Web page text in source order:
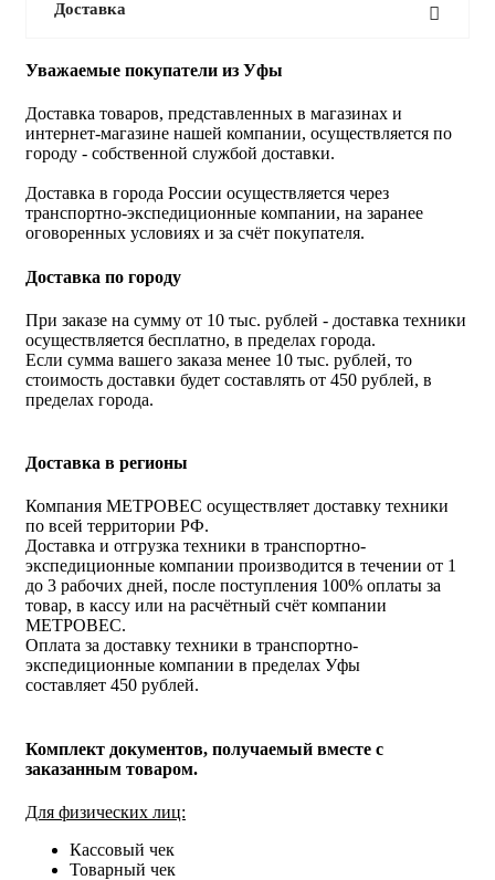
Доставка
Уважаемые покупатели из Уфы
Доставка товаров, представленных в магазинах и
интернет-магазине нашей компании, осуществляется по
городу - собственной службой доставки.
Доставка в города России осуществляется через
транспортно-экспедиционные компании, на заранее
оговоренных условиях и за счёт покупателя.
Доставка по городу
При заказе на сумму от 10 тыс. рублей - доставка техники
осуществляется бесплатно, в пределах города.
Если сумма вашего заказа менее 10 тыс. рублей, то
стоимость доставки будет составлять от 450 рублей, в
пределах города.
Доставка в регионы
Компания МЕТРОВЕС осуществляет доставку техники
по всей территории РФ.
Доставка и отгрузка техники в транспортно-
экспедиционные компании производится в течении от 1
до 3 рабочих дней, после поступления 100% оплаты за
товар, в кассу или на расчётный счёт компании
МЕТРОВЕС.
Оплата за доставку техники в транспортно-
экспедиционные компании в пределах Уфы
составляет 450 рублей.
Комплект документов, получаемый вместе с
заказанным товаром.
Для физических лиц:
Кассовый чек
Товарный чек